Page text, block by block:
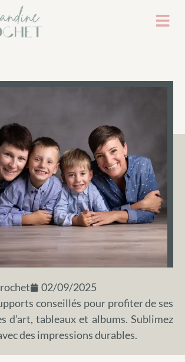
02/09/2025
conseillés pour profiter de ses
d’art, tableaux et albums. Sublimez
des impressions durables.